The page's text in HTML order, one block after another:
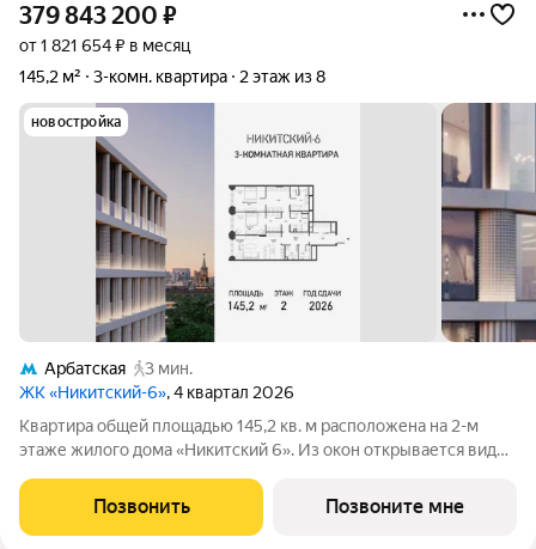
379 843 200 ₽
от 1 821 654 ₽ в месяц
145,2 м²
3-комн. квартира 2 этаж из 8
новостройка
Арбатская
3 мин.
ЖК «Никитский-6», 4 квартал 2026
Квартира общей площадью 145,2 кв. м расположена на 2-м
этаже жилого дома «Никитский 6». Из окон открывается вид
Центральный Дом журналиста. Планировочное решение
включает панорамную
Позвонить Позвоните мне